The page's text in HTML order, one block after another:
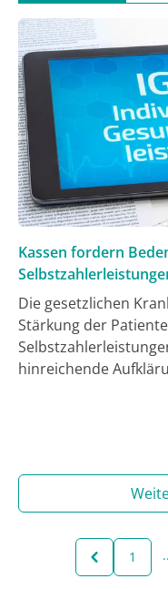
Kassen fordern
Die gesetzlichen
Stärkung der
hinreichende
können, ehe sie sich
1